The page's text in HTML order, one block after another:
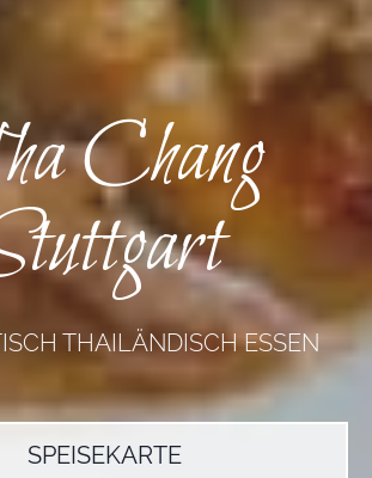
Chang
THAILÄNDISCH ESSEN
SPEISEKARTE